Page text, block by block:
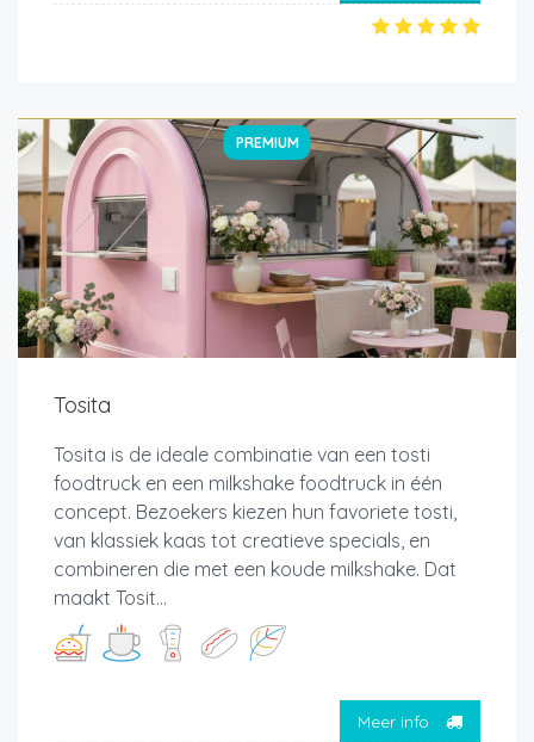
PREMIUM
Tosita
Tosita is de ideale combinatie van een tosti
foodtruck en een milkshake foodtruck in één
concept. Bezoekers kiezen hun favoriete tosti,
van klassiek kaas tot creatieve specials, en
combineren die met een koude milkshake. Dat
maakt Tosit...
Meer info